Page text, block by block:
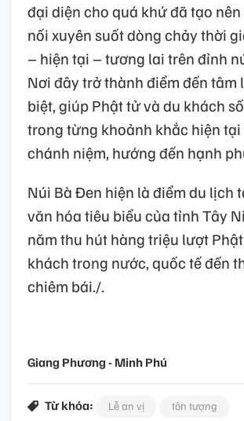
đại diện cho quá khứ đã tạo
nối xuyên suốt dòng chảy thời
– hiện tại – tương lai trên đỉnh
Nơi đây trở thành điểm đến tâm
biệt, giúp Phật tử và du khách
trong từng khoảnh khắc hiện
chánh niệm, hướng đến hạnh
Núi Bà Đen hiện là điểm du lịch
văn hóa tiêu biểu của tỉnh Tây
năm thu hút hàng triệu lượt
khách trong nước, quốc tế đến
chiêm bái./.
Giang Phương - Minh Phú
Từ khóa: Lễ an vị
tôn tượng